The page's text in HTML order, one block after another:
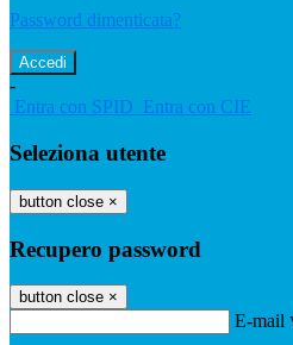
Password dimenticata?
-
Entra con SPID Entra con CIE
Seleziona utente
button close ×
Recupero password
button close ×
E-mail